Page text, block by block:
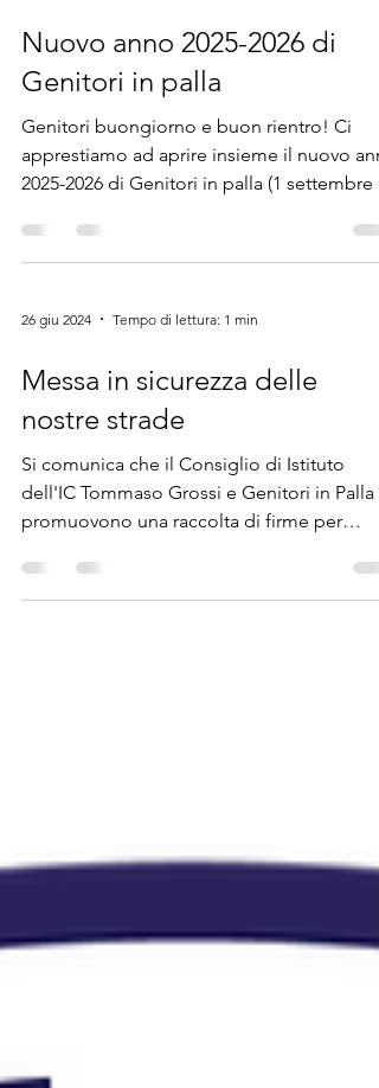
24 ago 2025 Tempo di lettura: 1 min
Nuovo anno 2025-2026 di
Genitori in palla
Genitori buongiorno e buon rientro! Ci
2025-2026 di Genitori in palla (1 settembre –
31...
26 giu 2024 Tempo di lettura: 1 min
Messa in sicurezza delle
nostre strade
Si comunica che il Consiglio di Istituto
promuovono una raccolta di firme per
richiedere al...